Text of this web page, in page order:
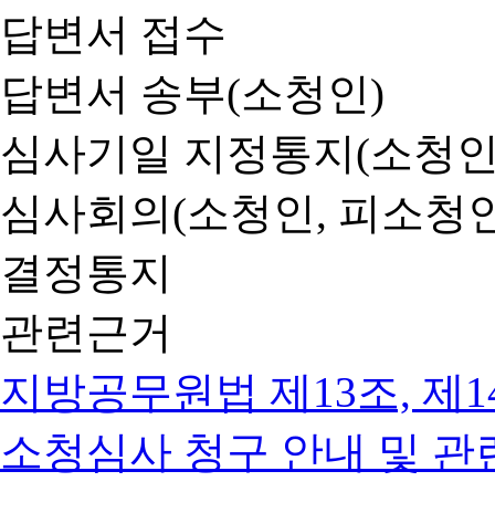
답변서 접수
답변서 송부(소청인)
심사기일 지정통지(소청
심사회의(소청인, 피소청
결정통지
관련근거
지방공무원법 제13조, 제
소청심사 청구 안내 및 관